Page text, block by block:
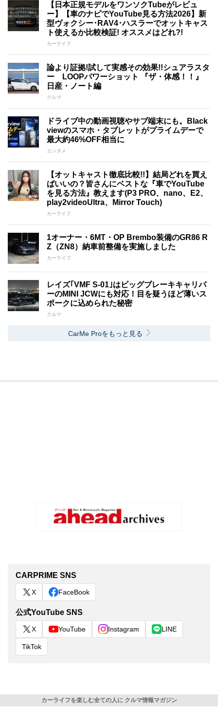
【日本正規モデルをワンソクTubeがレビュ
ー】【車のナビでYouTube見る方法2026】新
型ヴォクシー･RAV4･ハスラーでオットキャス
ト使えるか比較検証! オススメはどれ?!
カーライフ
論より証拠!試して実感その効果!!シュアラスタ
ー LOOPパワーショット 『ザ・体感！！』
日産・ノート編
クルマ
ドライブ中の動画視聴やサブ端末にも。Black
viewのスマホ・タブレットがプライムデーで
最大約46%OFF相当に
エンタメ
【オットキャスト徹底比較!!】結局どれを買え
ばいいの？皆さんにベストな『車でYouTube
を見る方法』教えます(P3 PRO、nano、E2、
play2videoUltra、Mirror Touch)
カーライフ
1オーナー・6MT・OP Brembo装備のGR86 R
Z（ZN8）納車前整備を実施しました
カーライフ
レイズ｢VMF S-01｣はビッグブレーキキャリパ
ーのMINI JCWにも対応！目を疑うほど薄いス
ポークに込められた秘密
クルマ
CarMe Proをもっと見る
CARPRIME SNS
X FaceBook
公式YouTube SNS
X YouTube Instagram LINE
TikTok
カーライフを楽しむ全ての人に クルマ情報マガジン